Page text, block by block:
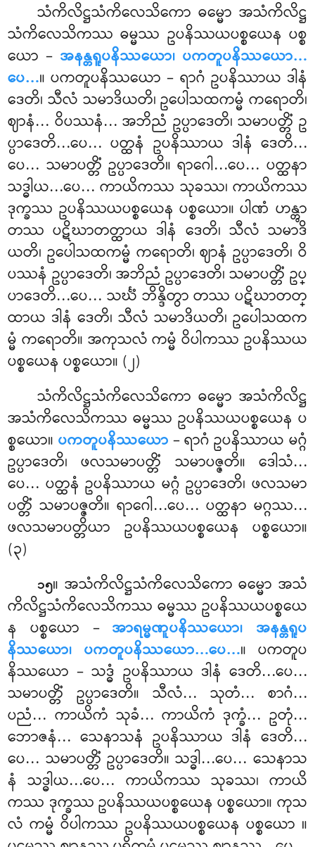
သံကိလိဋ္ဌသံကိလေသိကော ဓမ္မော အသံကိလိဋ္ဌ
သံကိလေသိကဿ ဓမ္မဿ ဥပနိဿယပစ္စယေန ပစ္စ
ယော – အနန္တရူပနိဿယော၊ ပကတူပနိဿယော…
ပေ…။ ပကတူပနိဿယော – ရာဂံ ဥပနိဿာယ ဒါနံ
ဒေတိ၊ သီလံ သမာဒိယတိ၊ ဥပေါသထကမ္မံ ကရောတိ၊
ဈာနံ… ဝိပဿနံ… အဘိညံ ဥပ္ပာဒေတိ၊ သမာပတ္တိံ ဥ
ပ္ပာဒေတိ…ပေ… ပတ္ထနံ ဥပနိဿာယ ဒါနံ ဒေတိ…
ပေ… သမာပတ္တိံ ဥပ္ပာဒေတိ။ ရာဂေါ…ပေ… ပတ္ထနာ
သဒ္ဓါယ…ပေ… ကာယိကဿ သုခဿ၊ ကာယိကဿ
ဒုက္ခဿ ဥပနိဿယပစ္စယေန ပစ္စယော။ ပါဏံ ဟန္တွာ
တဿ ပဋိဃာတတ္ထာယ ဒါနံ ဒေတိ၊ သီလံ သမာဒိ
ယတိ၊ ဥပေါသထကမ္မံ ကရောတိ၊ ဈာနံ ဥပ္ပာဒေတိ၊ ဝိ
ပဿနံ ဥပ္ပာဒေတိ၊ အဘိညံ ဥပ္ပာဒေတိ၊ သမာပတ္တိံ ဥပ္
ပာဒေတိ…ပေ… သင်္ဃံ ဘိန္ဒိတွာ တဿ ပဋိဃာတတ္
ထာယ ဒါနံ ဒေတိ၊ သီလံ သမာဒိယတိ၊ ဥပေါသထက
မ္မံ ကရောတိ။ အကုသလံ ကမ္မံ ဝိပါကဿ ဥပနိဿယ
ပစ္စယေန ပစ္စယော။ (၂)
သံကိလိဋ္ဌသံကိလေသိကော ဓမ္မော အသံကိလိဋ္ဌ
အသံကိလေသိကဿ ဓမ္မဿ ဥပနိဿယပစ္စယေန ပ
စ္စယော။ ပကတူပနိဿယော– ရာဂံ ဥပနိဿာယ မဂ္ဂံ
ဥပ္ပာဒေတိ၊ ဖလသမာပတ္တိံ သမာပဇ္ဇတိ။ ဒေါသံ…
ပေ… ပတ္ထနံ ဥပနိဿာယ မဂ္ဂံ ဥပ္ပာဒေတိ၊ ဖလသမာ
ပတ္တိံ သမာပဇ္ဇတိ။ ရာဂေါ…ပေ… ပတ္ထနာ မဂ္ဂဿ…
ဖလသမာပတ္တိယာ ဥပနိဿယပစ္စယေန ပစ္စယော။
(၃)
၁၅။ အသံကိလိဋ္ဌသံကိလေသိကော ဓမ္မော အသံ
ကိလိဋ္ဌသံကိလေသိကဿ ဓမ္မဿ ဥပနိဿယပစ္စယေ
န ပစ္စယော –အာရမ္မဏူပနိဿယော၊ အနန္တရူပ
နိဿယော၊ ပကတူပနိဿယော…ပေ…။ ပကတူပ
နိဿယော – သဒ္ဓံ ဥပနိဿာယ ဒါနံ ဒေတိ…ပေ…
သမာပတ္တိံ ဥပ္ပာဒေတိ။ သီလံ… သုတံ… စာဂံ…
ပညံ… ကာယိကံ သုခံ… ကာယိကံ ဒုက္ခံ… ဥတုံ…
ဘောဇနံ… သေနာသနံ ဥပနိဿာယ ဒါနံ ဒေတိ…
ပေ… သမာပတ္တိံ ဥပ္ပာဒေတိ။ သဒ္ဓါ…ပေ… သေနာသ
နံ သဒ္ဓါယ…ပေ… ကာယိကဿ သုခဿ၊ ကာယိ
ကဿ ဒုက္ခဿ ဥပနိဿယပစ္စယေန ပစ္စယော။ ကုသ
လံ ကမ္မံ ဝိပါကဿ ဥပနိဿယပစ္စယေန ပစ္စယော ။